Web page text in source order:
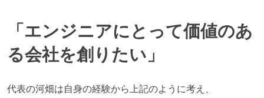
労働環境の自由度
フレックスタイム制または裁量労働制を採用している
メンバーの多様性
「エンジニアにとって価値のあ
る会社を創りたい」
代表の河畑は自身の経験から上記のように考え、